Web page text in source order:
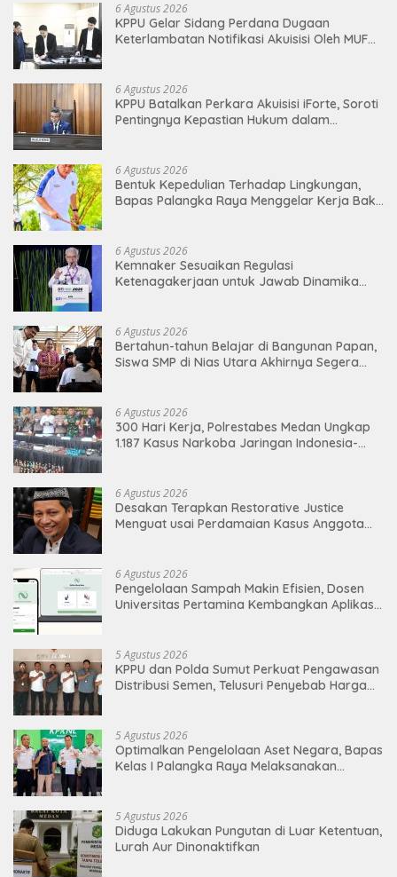
6 Agustus 2026
KPPU Gelar Sidang Perdana Dugaan
Keterlambatan Notifikasi Akuisisi Oleh MUFG
6 Agustus 2026
KPPU Batalkan Perkara Akuisisi iForte, Soroti
Pentingnya Kepastian Hukum dalam
6 Agustus 2026
Bentuk Kepedulian Terhadap Lingkungan,
Bapas Palangka Raya Menggelar Kerja Bakti
6 Agustus 2026
Kemnaker Sesuaikan Regulasi
Ketenagakerjaan untuk Jawab Dinamika
6 Agustus 2026
Bertahun-tahun Belajar di Bangunan Papan,
Siswa SMP di Nias Utara Akhirnya Segera
6 Agustus 2026
300 Hari Kerja, Polrestabes Medan Ungkap
1.187 Kasus Narkoba Jaringan Indonesia-
6 Agustus 2026
Desakan Terapkan Restorative Justice
Menguat usai Perdamaian Kasus Anggota
6 Agustus 2026
Pengelolaan Sampah Makin Efisien, Dosen
Universitas Pertamina Kembangkan Aplikasi
5 Agustus 2026
KPPU dan Polda Sumut Perkuat Pengawasan
Distribusi Semen, Telusuri Penyebab Harga
5 Agustus 2026
Optimalkan Pengelolaan Aset Negara, Bapas
Kelas I Palangka Raya Melaksanakan
5 Agustus 2026
Diduga Lakukan Pungutan di Luar Ketentuan,
Lurah Aur Dinonaktifkan